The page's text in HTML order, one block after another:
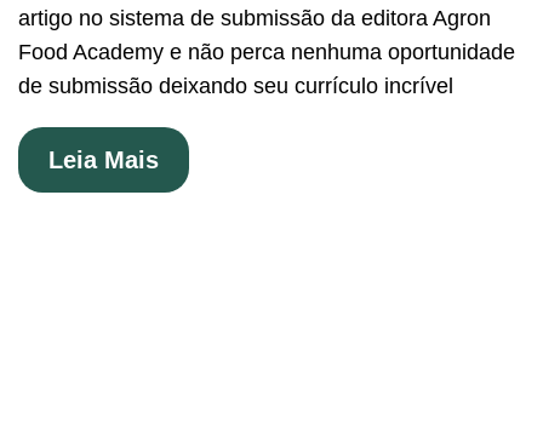
artigo no sistema de submissão da editora Agron
Food Academy e não perca nenhuma oportunidade
de submissão deixando seu currículo incrível
Leia Mais